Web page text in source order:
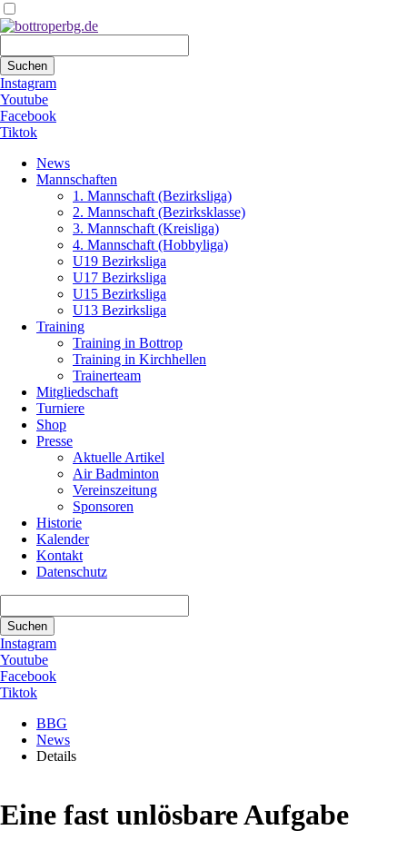
Suchen
Instagram
Youtube
Facebook
Tiktok
überspringen
News
Mannschaften
1. Mannschaft (Bezirksliga)
2. Mannschaft (Bezirksklasse)
3. Mannschaft (Kreisliga)
4. Mannschaft (Hobbyliga)
U19 Bezirksliga
U17 Bezirksliga
U15 Bezirksliga
U13 Bezirksliga
Training
Training in Bottrop
Training in Kirchhellen
Trainerteam
Mitgliedschaft
Turniere
Shop
Presse
Aktuelle Artikel
Air Badminton
Vereinszeitung
Sponsoren
Historie
Kalender
Kontakt
Datenschutz
Suchen
Instagram
Youtube
Facebook
Tiktok
BBG
News
Details
Eine fast unlösbare Aufgabe